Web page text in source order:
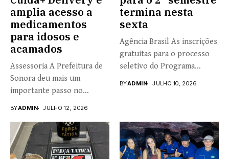
amplia acesso a
medicamentos
para idosos e
acamados
Assessoria A Prefeitura de
Sonora deu mais um
importante passo no
BYADMIN JULHO 12, 2026
termina nesta
sexta
Agência Brasil As inscrições
gratuitas para o processo
seletivo do Programa
BYADMIN JULHO 10, 2026